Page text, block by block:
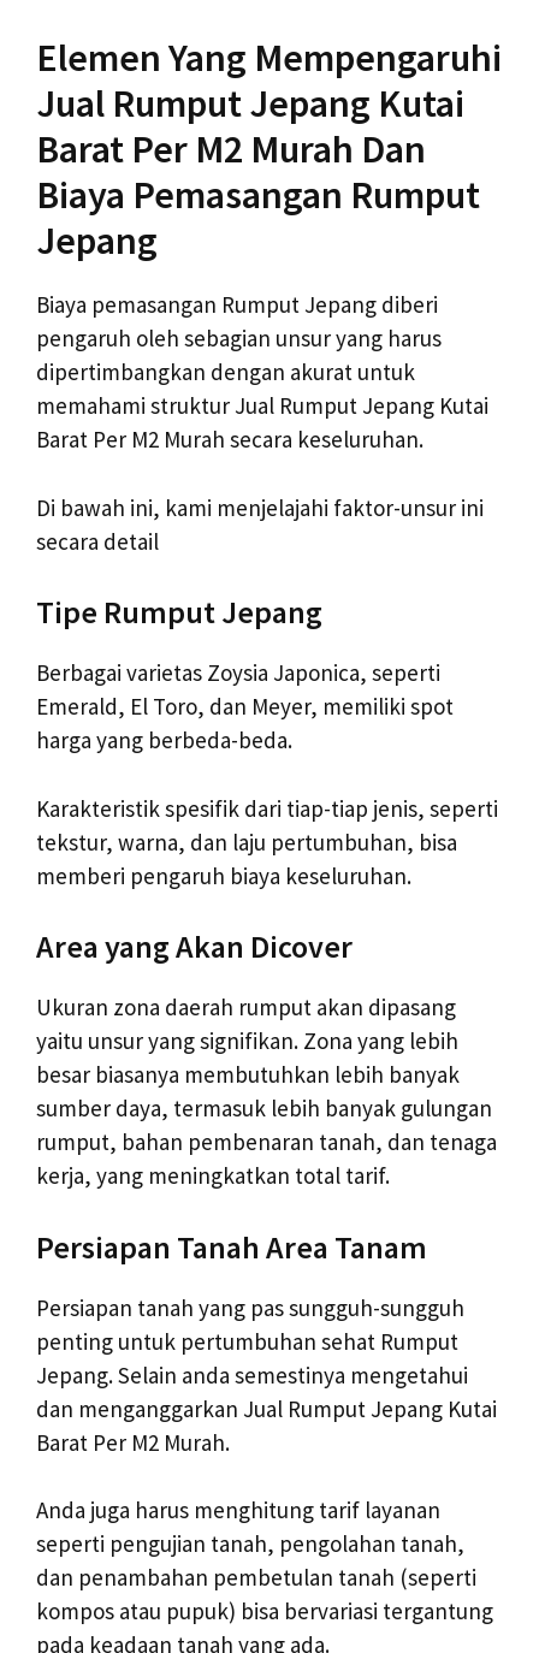
Elemen Yang Mempengaruhi
Jual Rumput Jepang Kutai
Barat Per M2 Murah Dan
Biaya Pemasangan Rumput
Jepang
Biaya pemasangan Rumput Jepang diberi
pengaruh oleh sebagian unsur yang harus
dipertimbangkan dengan akurat untuk
memahami struktur Jual Rumput Jepang Kutai
Barat Per M2 Murah secara keseluruhan.
Di bawah ini, kami menjelajahi faktor-unsur ini
secara detail
Tipe Rumput Jepang
Berbagai varietas Zoysia Japonica, seperti
Emerald, El Toro, dan Meyer, memiliki spot
harga yang berbeda-beda.
Karakteristik spesifik dari tiap-tiap jenis, seperti
tekstur, warna, dan laju pertumbuhan, bisa
memberi pengaruh biaya keseluruhan.
Area yang Akan Dicover
Ukuran zona daerah rumput akan dipasang
yaitu unsur yang signifikan. Zona yang lebih
besar biasanya membutuhkan lebih banyak
sumber daya, termasuk lebih banyak gulungan
rumput, bahan pembenaran tanah, dan tenaga
kerja, yang meningkatkan total tarif.
Persiapan Tanah Area Tanam
Persiapan tanah yang pas sungguh-sungguh
penting untuk pertumbuhan sehat Rumput
Jepang. Selain anda semestinya mengetahui
dan menganggarkan Jual Rumput Jepang Kutai
Barat Per M2 Murah.
Anda juga harus menghitung tarif layanan
seperti pengujian tanah, pengolahan tanah,
dan penambahan pembetulan tanah (seperti
kompos atau pupuk) bisa bervariasi tergantung
pada keadaan tanah yang ada.